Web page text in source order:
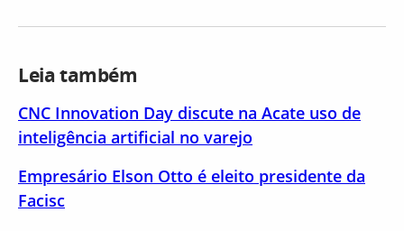
Leia também
CNC Innovation Day discute na Acate uso de
inteligência artificial no varejo
Empresário Elson Otto é eleito presidente da
Facisc